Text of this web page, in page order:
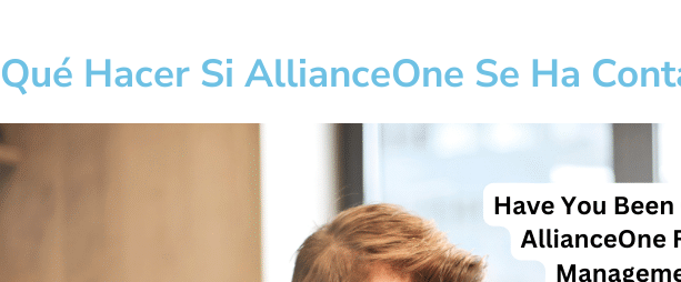
Qué Hacer Si AllianceOne Se Ha